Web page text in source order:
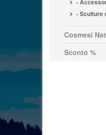
-
- Sculture
Cosmesi
Sconto %